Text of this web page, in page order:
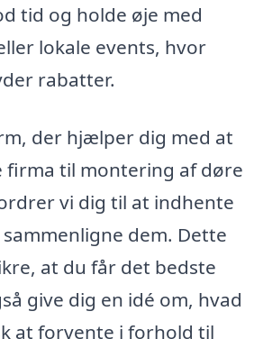
tid og holde øje med
lokale events, hvor
rabatter.
der hjælper dig med at
til montering af døre
vi dig til at indhente
dem. Dette
at du får det bedste
give dig en idé om, hvad
at forvente i forhold til